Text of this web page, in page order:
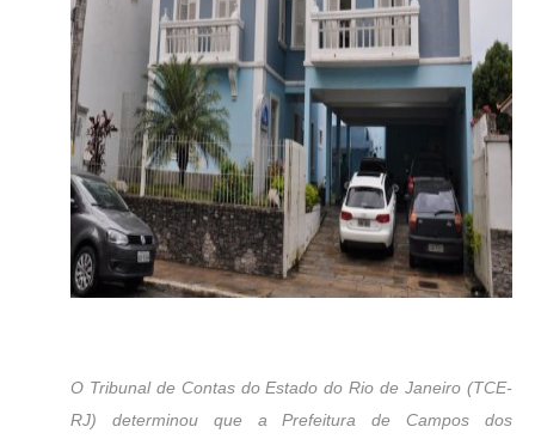
O Tribunal de Contas do Estado do Rio de Janeiro (TCE-
RJ) determinou que a Prefeitura de Campos dos